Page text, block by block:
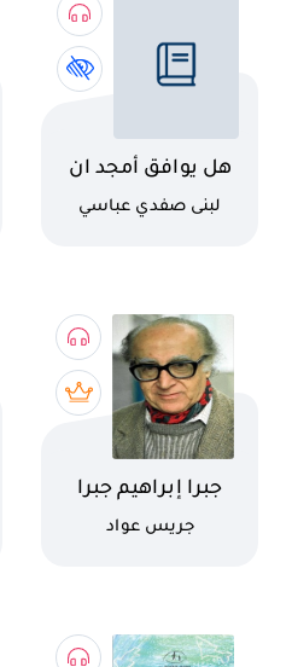
اسم الكتاب
هل يوافق أمجد ان
يتطعم؟كاتب
لبنى صفدي عباسي
اسم الكتاب
جبرا إبراهيم جبرا
كاتب
جريس عواد